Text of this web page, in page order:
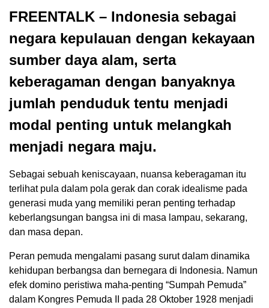
FREENTALK – Indonesia sebagai
negara kepulauan dengan kekayaan
sumber daya alam, serta
keberagaman dengan banyaknya
jumlah penduduk tentu menjadi
modal penting untuk melangkah
menjadi negara maju.
Sebagai sebuah keniscayaan, nuansa keberagaman itu
terlihat pula dalam pola gerak dan corak idealisme pada
generasi muda yang memiliki peran penting terhadap
keberlangsungan bangsa ini di masa lampau, sekarang,
dan masa depan.
Peran pemuda mengalami pasang surut dalam dinamika
kehidupan berbangsa dan bernegara di Indonesia. Namun
efek domino peristiwa maha-penting “Sumpah Pemuda”
dalam Kongres Pemuda II pada 28 Oktober 1928 menjadi